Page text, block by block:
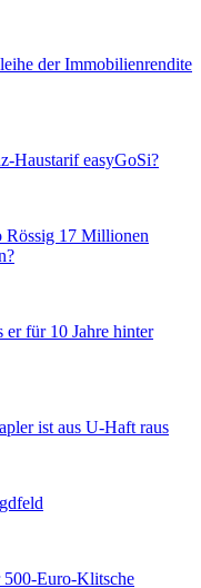
der Immobilienrendite
Haustarif easyGoSi?
Rössig 17 Millionen
für 10 Jahre hinter
ist aus U-Haft raus
Euro-Klitsche